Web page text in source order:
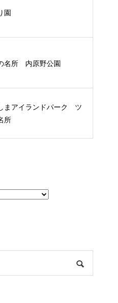
園
名所 内原野公園
まアイランドパーク ツ
所